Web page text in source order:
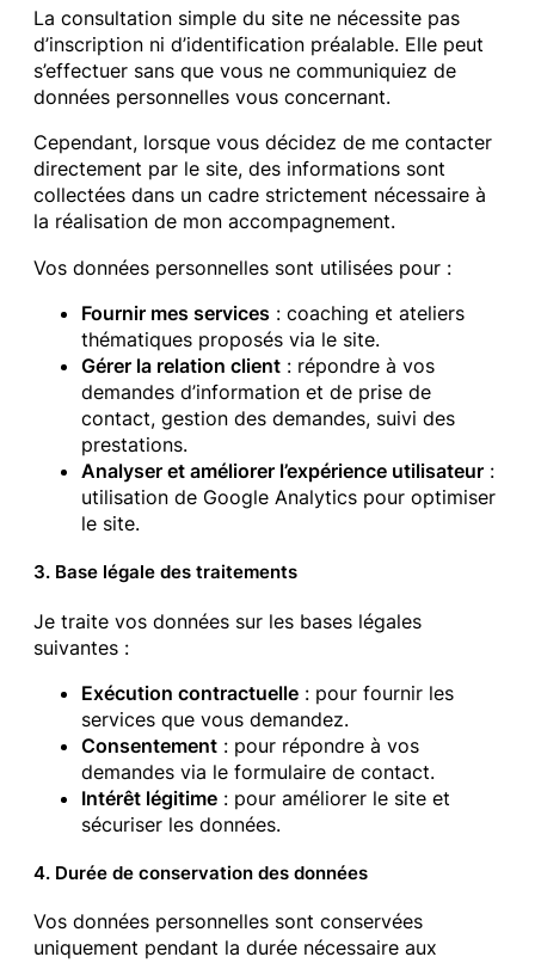
La consultation simple du site ne nécessite pas
d’inscription ni d’identification préalable. Elle peut
s’effectuer sans que vous ne communiquiez de
données personnelles vous concernant.
Cependant, lorsque vous décidez de me contacter
directement par le site, des informations sont
collectées dans un cadre strictement nécessaire à
la réalisation de mon accompagnement.
Vos données personnelles sont utilisées pour :
Fournir mes services : coaching et ateliers
thématiques proposés via le site.
Gérer la relation client : répondre à vos
demandes d’information et de prise de
contact, gestion des demandes, suivi des
prestations.
Analyser et améliorer l’expérience utilisateur :
utilisation de Google Analytics pour optimiser
le site.
3. Base légale des traitements
Je traite vos données sur les bases légales
suivantes :
Exécution contractuelle : pour fournir les
services que vous demandez.
Consentement : pour répondre à vos
demandes via le formulaire de contact.
Intérêt légitime : pour améliorer le site et
sécuriser les données.
4. Durée de conservation des données
Vos données personnelles sont conservées
uniquement pendant la durée nécessaire aux